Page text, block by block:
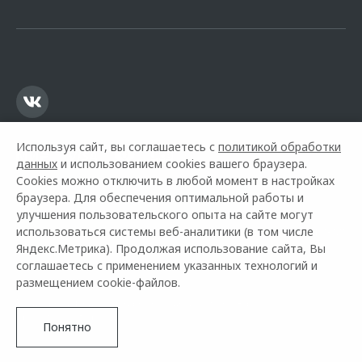
Горячая линия OMODA: +7 (3435) 47-18-08
© 2026 Оками Тагил
Используя сайт, вы соглашаетесь с политикой обработки
данных и использованием cookies вашего браузера.
Cookies можно отключить в любой момент в настройках
браузера. Для обеспечения оптимальной работы и
улучшения пользовательского опыта на сайте могут
использоваться системы веб-аналитики (в том числе
Яндекс.Метрика). Продолжая использование сайта, Вы
соглашаетесь с применением указанных технологий и
размещением cookie-файлов.
Понятно